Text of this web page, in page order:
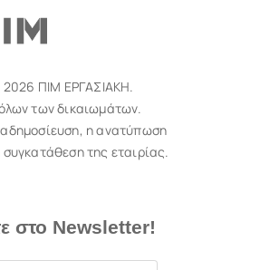
ΠΙΜ ΕΡΓΑΣΙΑΚΗ.
των δικαιωμάτων.
η ανατύπωση
της εταιρίας.
στο Newsletter!